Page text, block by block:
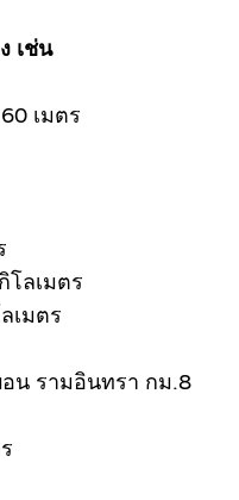
เช่น
เมตร
โลเมตร
เมตร
น รามอินทรา กม.8